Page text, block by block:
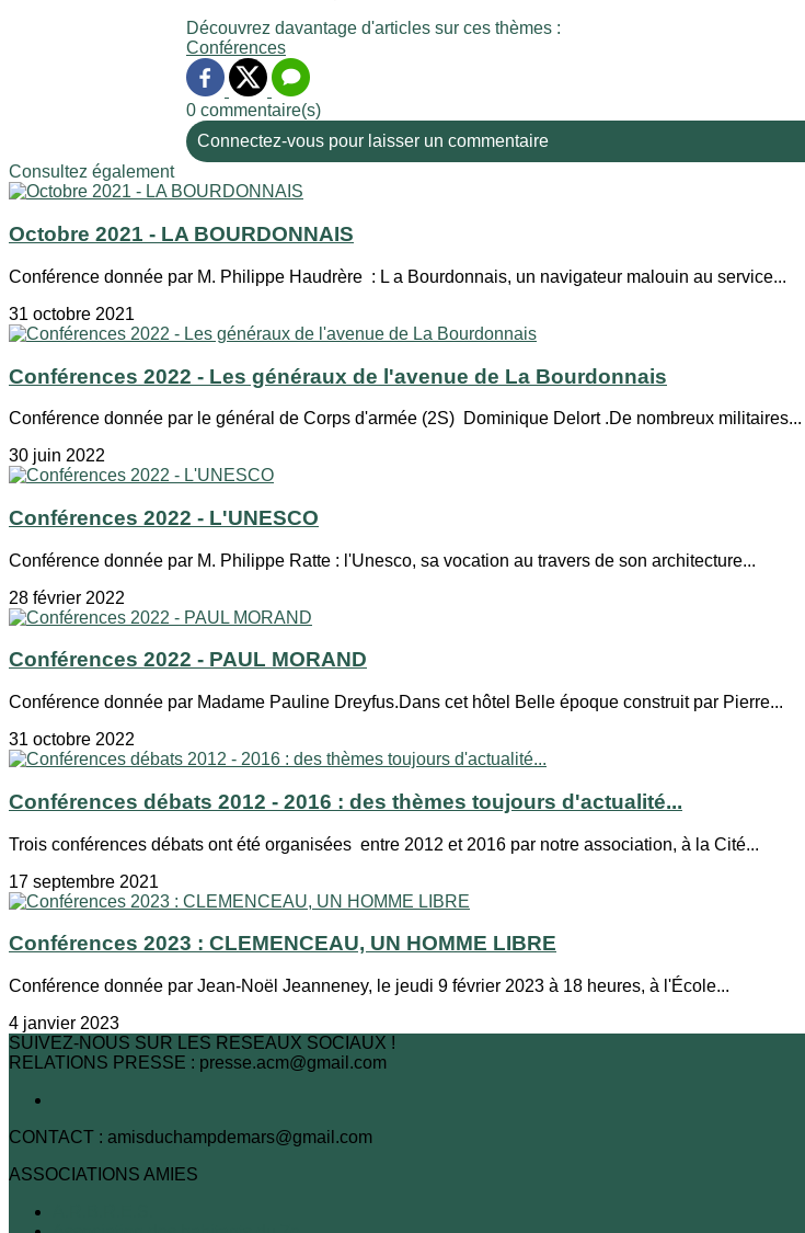
Découvrez davantage d'articles sur ces thèmes :
Conférences
0 commentaire(s)
Connectez-vous pour laisser un commentaire
Consultez également
Octobre 2021 - LA BOURDONNAIS
Conférence donnée par M. Philippe Haudrère : L a Bourdonnais, un navigateur malouin au service...
31 octobre 2021
Conférences 2022 - Les généraux de l'avenue de La Bourdonnais
Conférence donnée par le général de Corps d'armée (2S) Dominique Delort .De nombreux militaires...
30 juin 2022
Conférences 2022 - L'UNESCO
Conférence donnée par M. Philippe Ratte : l'Unesco, sa vocation au travers de son architecture...
28 février 2022
Conférences 2022 - PAUL MORAND
Conférence donnée par Madame Pauline Dreyfus.Dans cet hôtel Belle époque construit par Pierre...
31 octobre 2022
Conférences débats 2012 - 2016 : des thèmes toujours d'actualité...
Trois conférences débats ont été organisées entre 2012 et 2016 par notre association, à la Cité...
17 septembre 2021
Conférences 2023 : CLEMENCEAU, UN HOMME LIBRE
Conférence donnée par Jean-Noël Jeanneney, le jeudi 9 février 2023 à 18 heures, à l'École...
4 janvier 2023
SUIVEZ-NOUS SUR LES RESEAUX SOCIAUX !
RELATIONS PRESSE : presse.acm@gmail.com
CONTACT : amisduchampdemars@gmail.com
ASSOCIATIONS AMIES